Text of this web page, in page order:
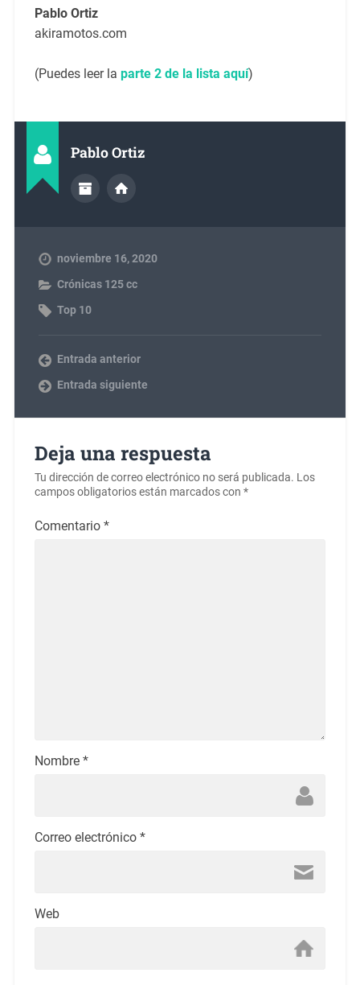
Pablo Ortiz
akiramotos.com
(Puedes leer la parte 2 de la lista aquí)
Pablo Ortiz
noviembre 16, 2020
Crónicas 125 cc
Top 10
Entrada anterior
Entrada siguiente
Deja una respuesta
Tu dirección de correo electrónico no será publicada. Los
campos obligatorios están marcados con *
Comentario *
Nombre *
Correo electrónico *
Web